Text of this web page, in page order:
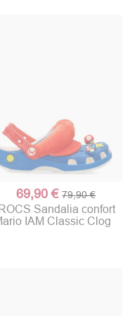
69,90 € 79,90 €
Sandalia confort
IAM Classic Clog